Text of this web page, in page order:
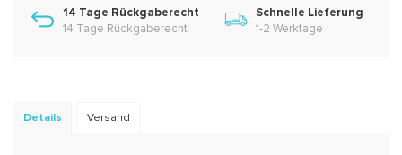
14 Tage Rückgaberecht
14 Tage Rückgaberecht
Schnelle Lieferung
1-2 Werktage
Details Versand